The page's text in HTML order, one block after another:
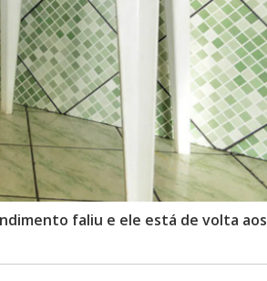
faliu e ele está de volta aos